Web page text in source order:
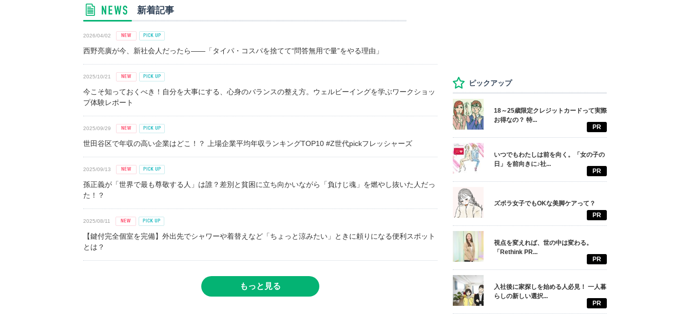
新着記事
2026/04/02
西野亮廣が今、新社会人だったら――「タイパ・コスパを捨てて“問答無用で量”をやる理由」
2025/10/21
今こそ知っておくべき！自分を大事にする、心身のバランスの整え方。ウェルビーイングを学ぶワークショッ
プ体験レポート
2025/09/29
世田谷区で年収の高い企業はどこ！？ 上場企業平均年収ランキングTOP10 #Z世代pickフレッシャーズ
2025/09/13
孫正義が「世界で最も尊敬する人」は誰？差別と貧困に立ち向かいながら「負けじ魂」を燃やし抜いた人だっ
た！？
2025/08/11
【鍵付完全個室を完備】外出先でシャワーや着替えなど「ちょっと涼みたい」ときに頼りになる便利スポット
とは？
もっと見る
ピックアップ
18～25歳限定クレジットカードって実際
お得なの？ 特...
PR
いつでもわたしは前を向く。「女の子の
日」を前向きに♪社...
PR
ズボラ女子でもOKな美脚ケアって？
PR
視点を変えれば、世の中は変わる。
「Rethink PR...
PR
入社後に家探しを始める人必見！ 一人暮
らしの新しい選択...
PR